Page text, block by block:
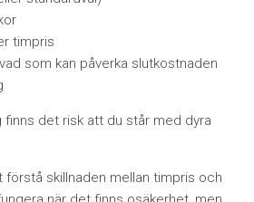
timpris
som kan påverka slutkostnaden
finns det risk att du står med dyra
förstå skillnaden mellan timpris och